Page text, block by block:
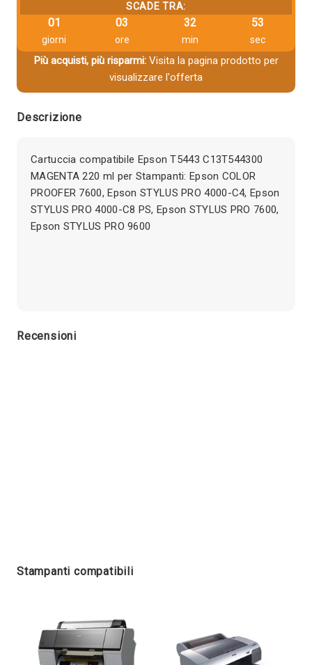
SCADE TRA:
01
giorni
03
ore
32
min
53
sec
Più acquisti, più risparmi:Visita la pagina prodotto per
visualizzare l'offerta
Descrizione
Cartuccia compatibile Epson T5443 C13T544300
MAGENTA 220 ml per Stampanti: Epson COLOR
PROOFER 7600, Epson STYLUS PRO 4000-C4, Epson
STYLUS PRO 4000-C8 PS, Epson STYLUS PRO 7600,
Epson STYLUS PRO 9600
Recensioni
Stampanti compatibili